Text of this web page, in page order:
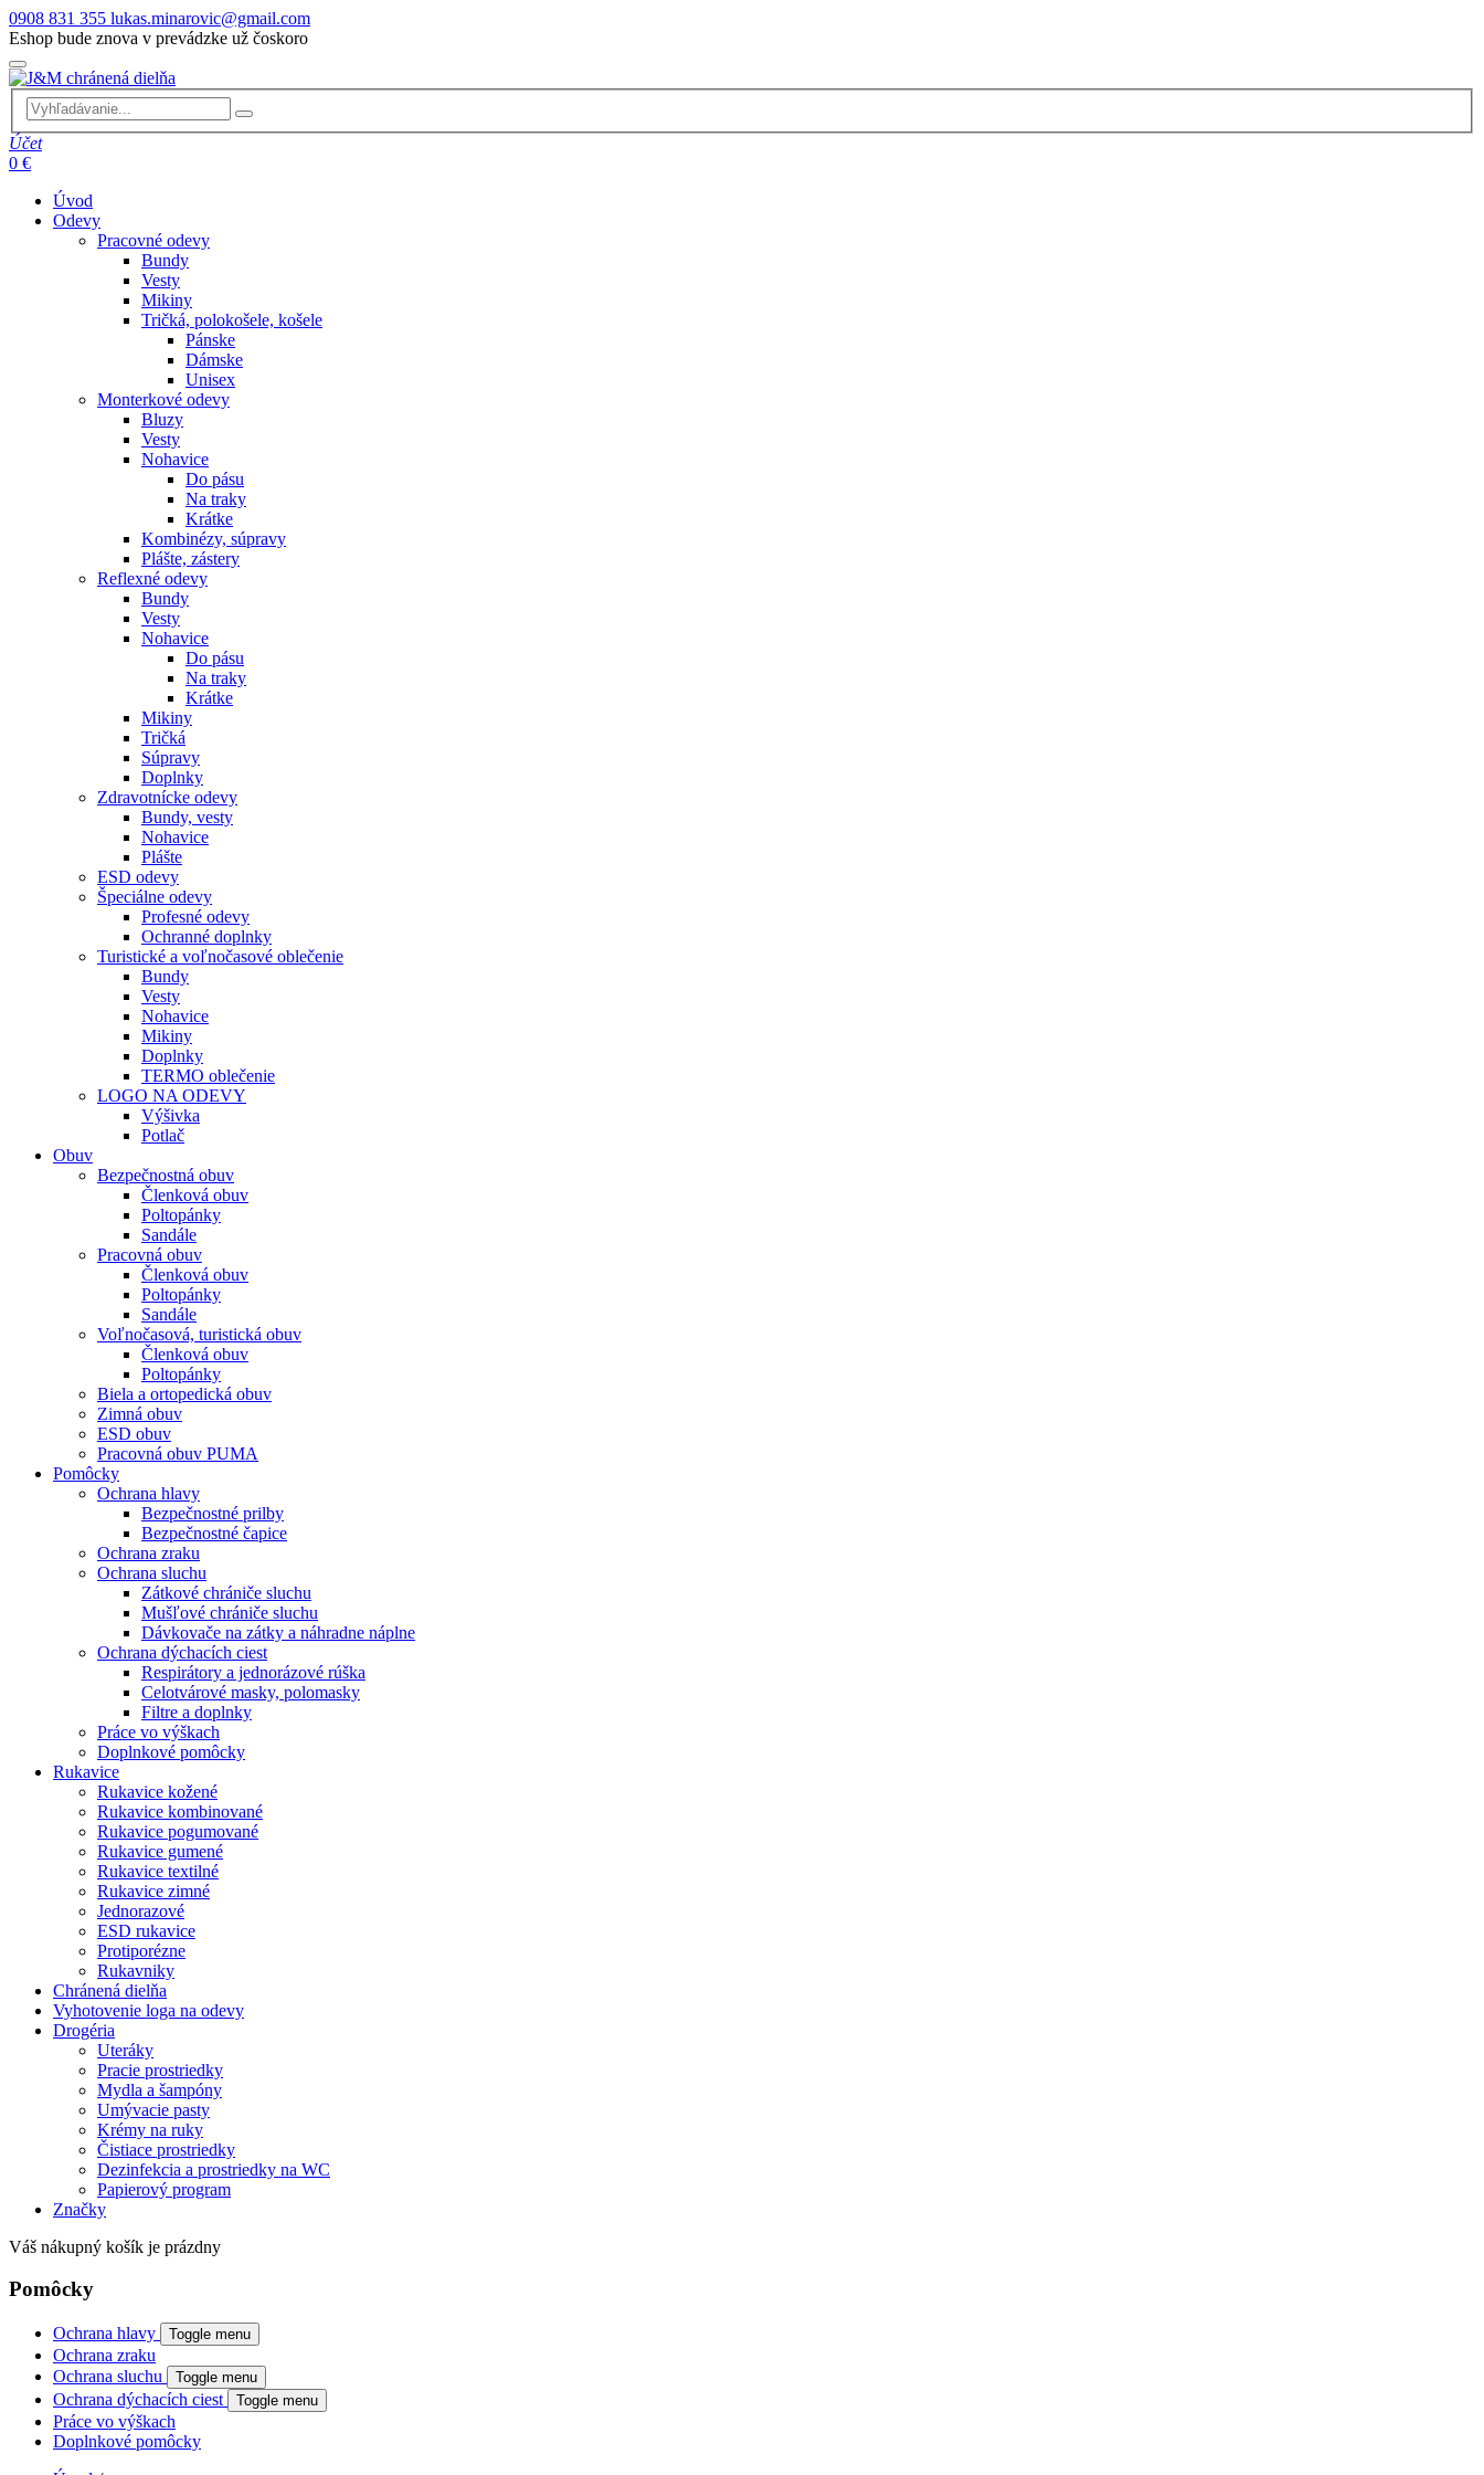
0908 831 355 lukas.minarovic@gmail.com
Eshop bude znova v prevádzke už čoskoro
Účet
0 €
Úvod
Odevy
Pracovné odevy
Bundy
Vesty
Mikiny
Tričká, polokošele, košele
Pánske
Dámske
Unisex
Monterkové odevy
Bluzy
Vesty
Nohavice
Do pásu
Na traky
Krátke
Kombinézy, súpravy
Plášte, zástery
Reflexné odevy
Bundy
Vesty
Nohavice
Do pásu
Na traky
Krátke
Mikiny
Tričká
Súpravy
Doplnky
Zdravotnícke odevy
Bundy, vesty
Nohavice
Plášte
ESD odevy
Špeciálne odevy
Profesné odevy
Ochranné doplnky
Turistické a voľnočasové oblečenie
Bundy
Vesty
Nohavice
Mikiny
Doplnky
TERMO oblečenie
LOGO NA ODEVY
Výšivka
Potlač
Obuv
Bezpečnostná obuv
Členková obuv
Poltopánky
Sandále
Pracovná obuv
Členková obuv
Poltopánky
Sandále
Voľnočasová, turistická obuv
Členková obuv
Poltopánky
Biela a ortopedická obuv
Zimná obuv
ESD obuv
Pracovná obuv PUMA
Pomôcky
Ochrana hlavy
Bezpečnostné prilby
Bezpečnostné čapice
Ochrana zraku
Ochrana sluchu
Zátkové chrániče sluchu
Mušľové chrániče sluchu
Dávkovače na zátky a náhradne náplne
Ochrana dýchacích ciest
Respirátory a jednorázové rúška
Celotvárové masky, polomasky
Filtre a doplnky
Práce vo výškach
Doplnkové pomôcky
Rukavice
Rukavice kožené
Rukavice kombinované
Rukavice pogumované
Rukavice gumené
Rukavice textilné
Rukavice zimné
Jednorazové
ESD rukavice
Protiporézne
Rukavniky
Chránená dielňa
Vyhotovenie loga na odevy
Drogéria
Uteráky
Pracie prostriedky
Mydla a šampóny
Umývacie pasty
Krémy na ruky
Čistiace prostriedky
Dezinfekcia a prostriedky na WC
Papierový program
Značky
Váš nákupný košík je prázdny
Pomôcky
Ochrana hlavy Toggle menu
Ochrana zraku
Ochrana sluchu
Toggle menu
Ochrana dýchacích ciest Toggle menu
Práce vo výškach
Doplnkové pomôcky